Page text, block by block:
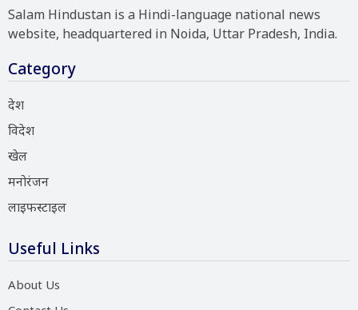
Salam Hindustan is a Hindi-language national news
website, headquartered in Noida, Uttar Pradesh, India.
Category
देश
विदेश
खेल
मनोरंजन
लाइफस्टाइल
Useful Links
About Us